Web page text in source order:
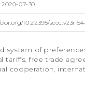
2020-07-30
10.22395/
system of
tariffs, free trade
cooperation,